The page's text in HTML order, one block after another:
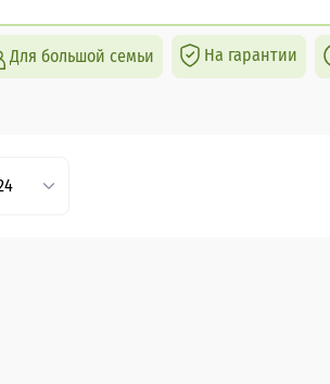
Для большой семьи На гарантии